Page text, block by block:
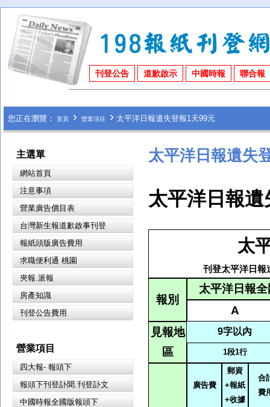
刊登公告 道歉啟示 中國時報 聯合報
您正在瀏覽： 首頁 營業項目 太平洋日報遺失登報1天99元
主選單
網站首頁
注意事項
營業廣告價目表
台灣新生報道歉啟事刊登
報紙頭版廣告費用
求職便利通 桃園
夾報.派報
房產知識
刊登公告費用
營業項目
四大報- 報頭下
報頭下刊登訃聞.刊登訃文
中國時報全國版報頭下
太平洋日報遺失
太平洋日報
太
刊登太平洋日報
報別
太平洋日報
A
見報地
區
9字以內
1段1行
廣告費
郵資
+報紙
+收據
合
費